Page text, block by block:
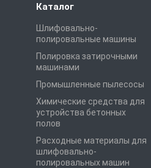
Каталог
Шлифовально-
полировальные машины
Полировка затирочными
машинами
Промышленные пылесосы
Химические средства для
устройства бетонных
полов
Расходные материалы для
шлифовально-
полировальных машин